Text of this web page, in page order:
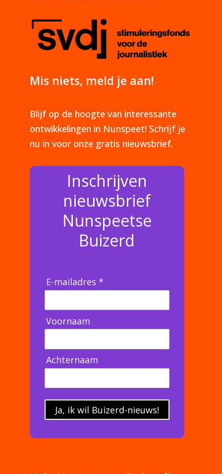
Mis niets, meld je aan!
Blijf op de hoogte van interessante
ontwikkelingen in Nunspeet! Schrijf je
nu in voor onze gratis nieuwsbrief.
Inschrijven
nieuwsbrief
Nunspeetse
Buizerd
E-mailadres *
Voornaam
Achternaam
Ja, ik wil Buizerd-nieuws!